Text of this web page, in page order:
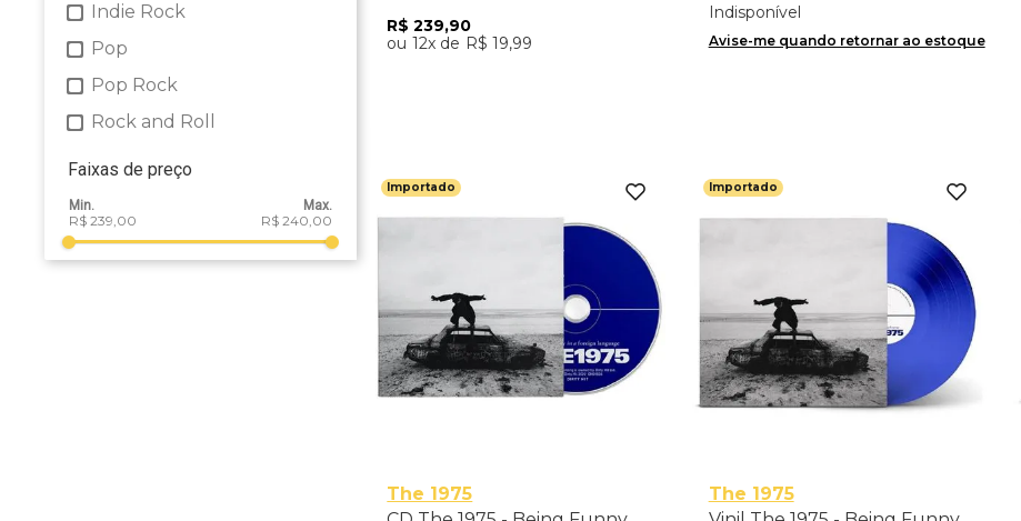
Indie Rock
Pop
Pop Rock
Rock and Roll
Faixas de preço
R$ 239,00 R$ 240,00
R$ 239,90
12
R$ 19,99
it (10th Anniversary / 2LP) -
Importado
Indisponível
Avise-me quando retornar ao estoque
Importado
The 1975
Importado
The 1975